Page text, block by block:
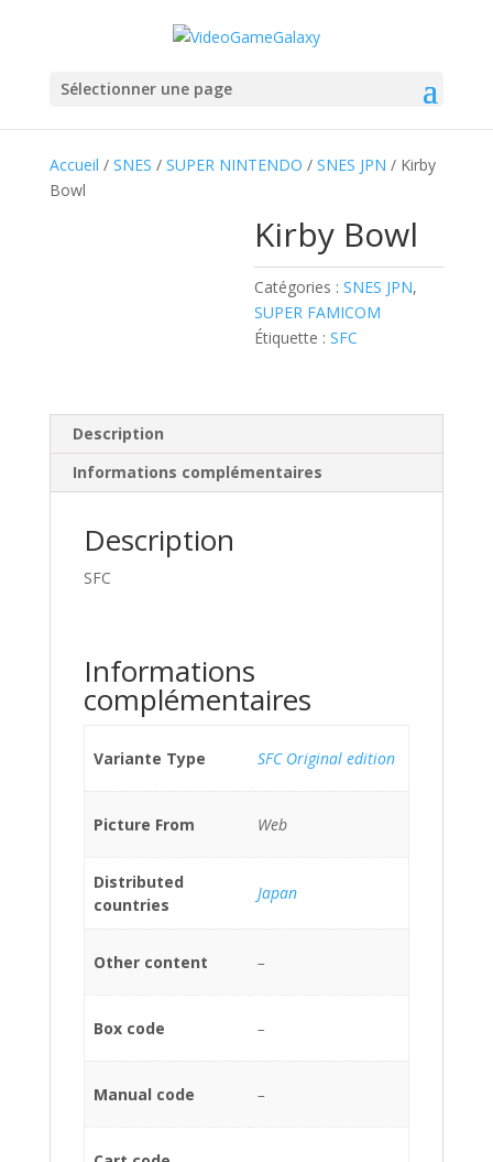
Sélectionner une page
Accueil / SNES / SUPER NINTENDO / SNES JPN / Kirby
Bowl
Kirby Bowl
Catégories :SNES JPN,
SUPER FAMICOM
Étiquette :SFC
Description
Informations complémentaires
Description
SFC
Informations
complémentaires
Variante Type SFC Original edition
Picture From Web
Distributed
countries
Japan
Other content –
Box code –
Manual code –